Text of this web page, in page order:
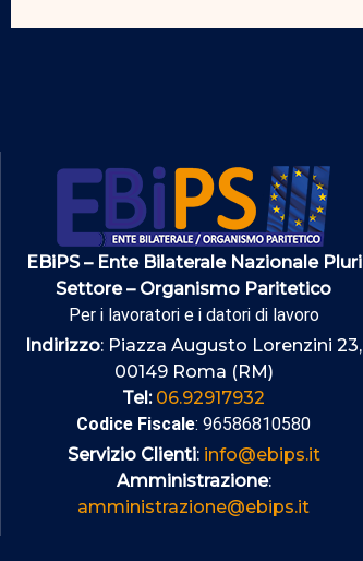
EBiPS – Ente Bilaterale Nazionale Pluri
Settore – Organismo Paritetico
Per i lavoratori e i datori di lavoro
Indirizzo: Piazza Augusto Lorenzini 23,
00149 Roma (RM)
Tel: 06.92917932
Codice Fiscale: 96586810580
Servizio Clienti: info@ebips.it
Amministrazione:
amministrazione@ebips.it